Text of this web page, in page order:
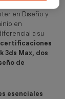
en Diseño y
en
a su
certificaciones
3ds Max, dos
de
esenciales